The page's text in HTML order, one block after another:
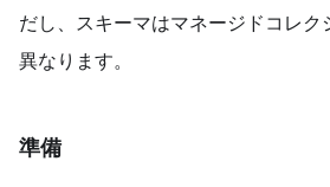
だし、スキーマはマネージドコレク
異なります。
準備